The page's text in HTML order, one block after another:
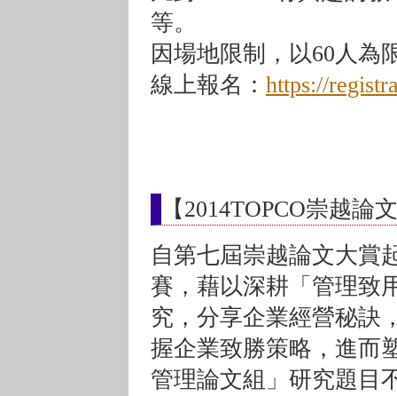
等。
因場地限制，以60人為
線上報名： https://
【2014TOPCO崇越論
自第七屆崇越論文大賞
賽，藉以深耕「管理致
究，分享企業經營秘訣
握企業致勝策略，進而
管理論文組」研究題目